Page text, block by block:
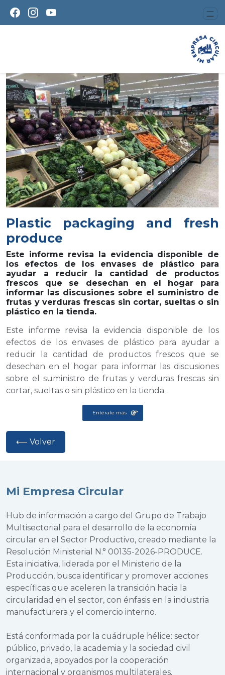
Plastic packaging and fresh
produce
Este informe revisa la evidencia disponible de
los efectos de los envases de plástico para
ayudar a reducir la cantidad de productos
frescos que se desechan en el hogar para
informar las discusiones sobre el suministro de
frutas y verduras frescas sin cortar, sueltas o sin
plástico en la tienda.
Este informe revisa la evidencia disponible de los
efectos de los envases de plástico para ayudar a
reducir la cantidad de productos frescos que se
desechan en el hogar para informar las discusiones
sobre el suministro de frutas y verduras frescas sin
cortar, sueltas o sin plástico en la tienda.
Entérate más
⟵ Volver
Mi Empresa Circular
Hub de información a cargo del Grupo de Trabajo
Multisectorial para el desarrollo de la economía
circular en el Sector Productivo, creado mediante la
Resolución Ministerial N.° 00135-2026-PRODUCE.
Esta iniciativa, liderada por el Ministerio de la
Producción, busca identificar y promover acciones
específicas que aceleren la transición hacia la
circularidad en el sector, con énfasis en la industria
manufacturera y el comercio interno.
Está conformada por la cuádruple hélice: sector
público, privado, la academia y la sociedad civil
organizada, apoyados por la cooperación
internacional y organismos multilaterales.